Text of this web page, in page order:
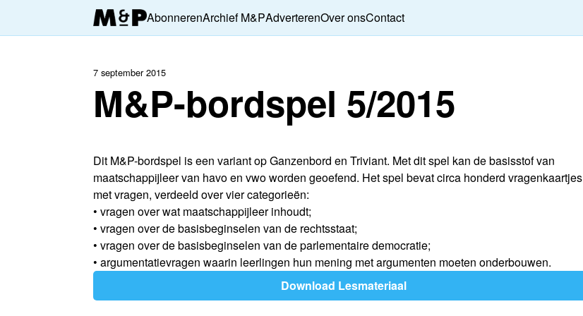
AbonnerenArchief M&PAdverterenOver onsContact
7 september 2015
M&P-bordspel 5/2015
Dit M&P-bordspel is een variant op Ganzenbord en Triviant. Met dit spel kan de basisstof van
maatschappijleer van havo en vwo worden geoefend. Het spel bevat circa honderd vragenkaartjes
met vragen, verdeeld over vier categorieën:
• vragen over wat maatschappijleer inhoudt;
• vragen over de basisbeginselen van de rechtsstaat;
• vragen over de basisbeginselen van de parlementaire democratie;
• argumentatievragen waarin leerlingen hun mening met argumenten moeten onderbouwen.
Download Lesmateriaal